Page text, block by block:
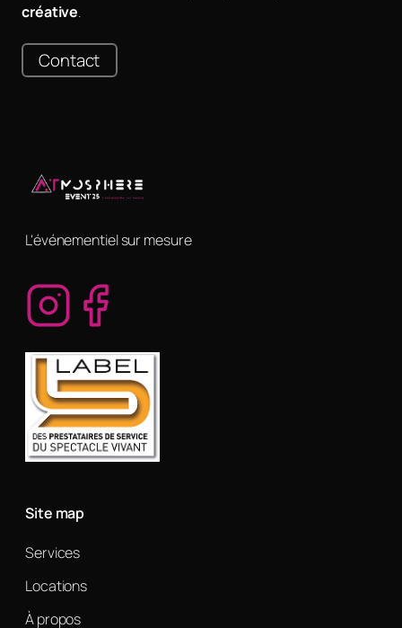
créative.
Contact
L'événementiel sur mesure
Site map
Services
Locations
À propos